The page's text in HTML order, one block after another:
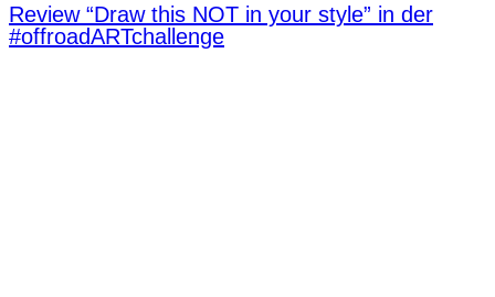
Review “Draw this NOT in your style” in der
#offroadARTchallenge